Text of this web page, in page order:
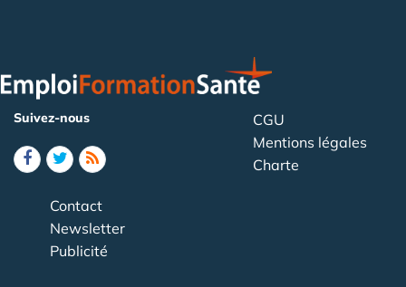
Suivez-nous
CGU
Mentions légales
Charte
Contact
Newsletter
Publicité